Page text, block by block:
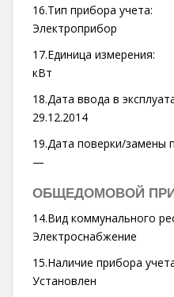
16.Тип прибора учета:
Электроприбор
17.Единица измерения:
кВт
18.Дата ввода в
29.12.2014
19.Дата поверки/замены
—
ОБЩЕДОМОВОЙ
14.Вид коммунального
Электроснабжение
15.Наличие прибора
Установлен